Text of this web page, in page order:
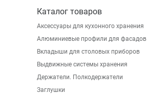
Каталог товаров
Аксессуары для кухонного хранения
Алюминиевые профили для фасадов
Вкладыши для столовых приборов
Выдвижные системы хранения
Держатели. Полкодержатели
Заглушки